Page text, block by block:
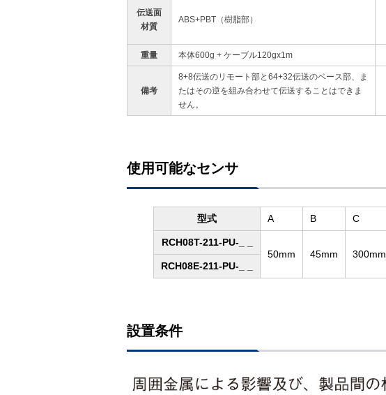
伝送面
材質
ABS+PBT（樹脂部）
重量 本体600g + ケーブル120gx1m
備考
8+8伝送のリモート部と64+32伝送のベース部、ま
たはその逆を組み合わせて伝送することはできま
せん。
使用可能なセンサ
型式 A B C
RCH08T-211-PU-_ _
50mm
45mm
300mm
RCH08E-211-PU-_ _
設置条件